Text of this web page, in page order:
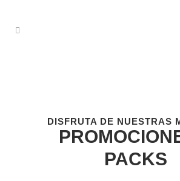
DISFRUTA DE NUESTRAS
PACKS